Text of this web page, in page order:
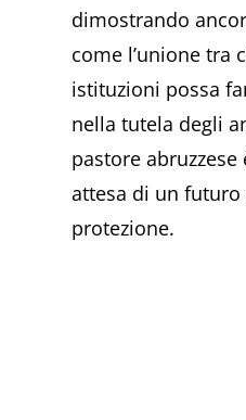
dimostrando
come l’unione tra
istituzioni possa
nella tutela degli
pastore
attesa di un
protezione.